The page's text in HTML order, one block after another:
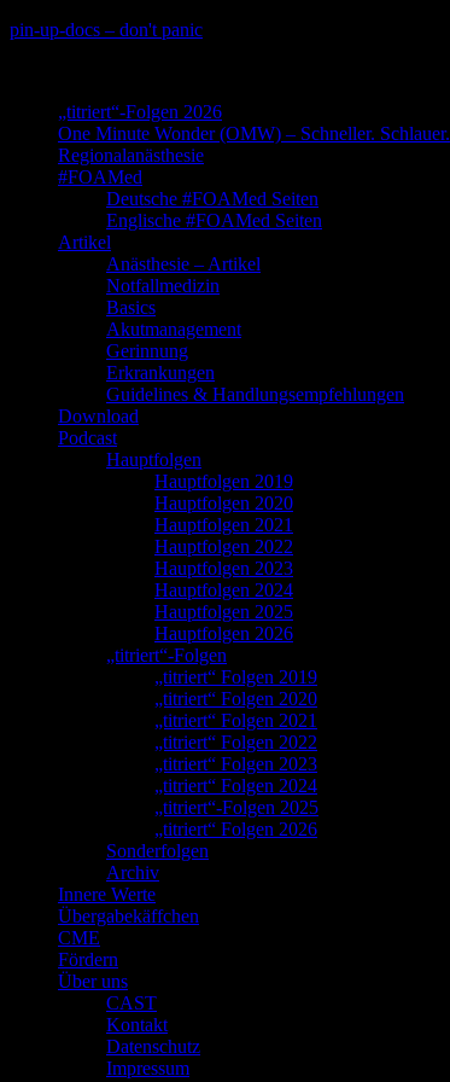
Skip
pin-up-docs – don't panic
„titriert“-Folgen 2026
One Minute Wonder (OMW) – Schneller. Schlauer.
Regionalanästhesie
#FOAMed
Deutsche #FOAMed Seiten
Englische #FOAMed Seiten
Artikel
Anästhesie – Artikel
Notfallmedizin
Basics
Akutmanagement
Gerinnung
Erkrankungen
Guidelines & Handlungsempfehlungen
Download
Podcast
Hauptfolgen
Hauptfolgen 2019
Hauptfolgen 2020
Hauptfolgen 2021
Hauptfolgen 2022
Hauptfolgen 2023
Hauptfolgen 2024
Hauptfolgen 2025
Hauptfolgen 2026
„titriert“-Folgen
„titriert“ Folgen 2019
„titriert“ Folgen 2020
„titriert“ Folgen 2021
„titriert“ Folgen 2022
„titriert“ Folgen 2023
„titriert“ Folgen 2024
„titriert“-Folgen 2025
„titriert“ Folgen 2026
Sonderfolgen
Archiv
Innere Werte
Übergabekäffchen
CME
Fördern
Über uns
CAST
Kontakt
Datenschutz
Impressum